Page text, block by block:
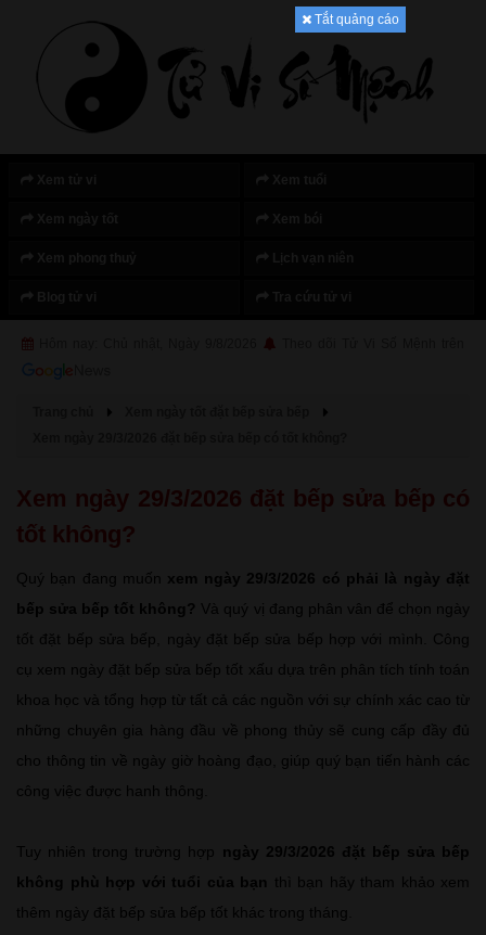
Tắt quảng cáo
Xem ngày 29/3/2026 đặt bếp sửa bếp có
tốt không?
Quý bạn đang muốn xem ngày 29/3/2026 có phải là ngày đặt
bếp sửa bếp tốt không? Và quý vị đang phân vân để chọn ngày
tốt đặt bếp sửa bếp, ngày đặt bếp sửa bếp hợp với mình. Công
cụ xem ngày đặt bếp sửa bếp tốt xấu dựa trên phân tích tính toán
khoa học và tổng hợp từ tất cả các nguồn với sự chính xác cao từ
những chuyên gia hàng đầu về phong thủy sẽ cung cấp đầy đủ
cho thông tin về ngày giờ hoàng đạo, giúp quý bạn tiến hành các
công việc được hanh thông.
Tuy nhiên trong trường hợp ngày 29/3/2026 đặt bếp sửa bếp
không phù hợp với tuổi của bạn thì bạn hãy tham khảo xem
thêm ngày đặt bếp sửa bếp tốt khác trong tháng.